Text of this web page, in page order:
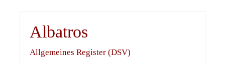
Albatros
Allgemeines Register (DSV)